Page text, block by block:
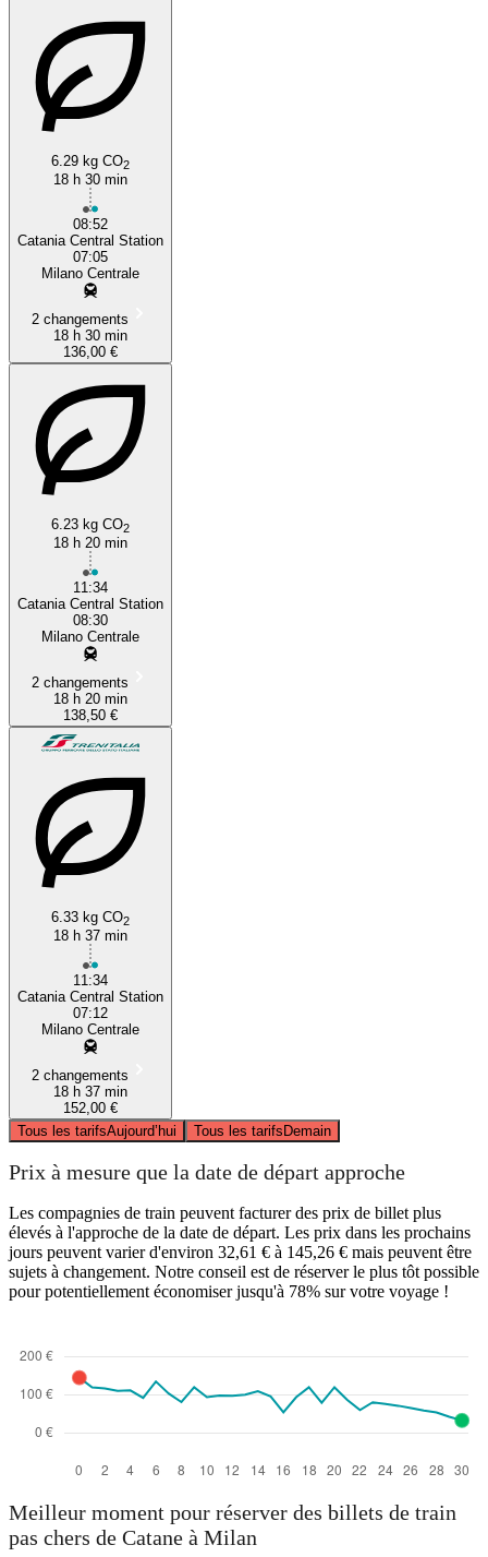
6.29 kg CO2
18 h 30 min
08:52
Catania Central Station
07:05
Milano Centrale
2 changements
18 h 30 min
136,00 €
6.23 kg CO2
18 h 20 min
11:34
Catania Central Station
08:30
Milano Centrale
2 changements
18 h 20 min
138,50 €
6.33 kg CO2
18 h 37 min
11:34
Catania Central Station
07:12
Milano Centrale
2 changements
18 h 37 min
152,00 €
Tous les tarifsAujourd’hui Tous les tarifsDemain
Prix à mesure que la date de départ approche
Les compagnies de train peuvent facturer des prix de billet plus
élevés à l'approche de la date de départ. Les prix dans les prochains
jours peuvent varier d'environ 32,61 € à 145,26 € mais peuvent être
sujets à changement. Notre conseil est de réserver le plus tôt possible
pour potentiellement économiser jusqu'à 78% sur votre voyage !
Meilleur moment pour réserver des billets de train
pas chers de Catane à Milan